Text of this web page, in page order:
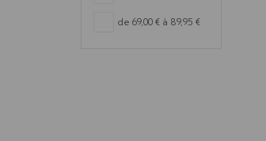
de 69,00 € à 89,95 €